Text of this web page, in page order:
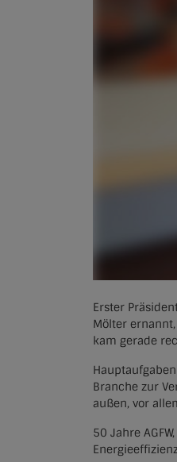
Erster
Mölter
kam gerade
Branche zur
außen, vor
50 Jahre